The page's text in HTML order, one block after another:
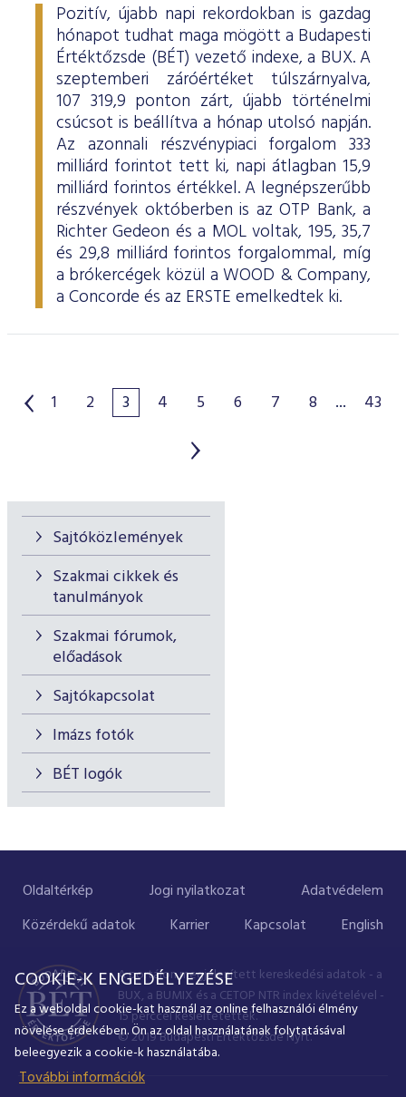
Sajtóközlemények
Szakmai cikkek és
tanulmányok
Szakmai fórumok,
előadások
Sajtókapcsolat
Imázs fotók
BÉT logók
Pozitív, újabb napi rekordokban is gazdag
hónapot tudhat maga mögött a Budapesti
Értéktőzsde (BÉT) vezető indexe, a BUX. A
szeptemberi záróértéket túlszárnyalva,
107 319,9 ponton zárt, újabb történelmi
csúcsot is beállítva a hónap utolsó napján.
Az azonnali részvénypiaci forgalom 333
milliárd forintot tett ki, napi átlagban 15,9
milliárd forintos értékkel. A legnépszerűbb
részvények októberben is az OTP Bank, a
Richter Gedeon és a MOL voltak, 195, 35,7
és 29,8 milliárd forintos forgalommal, míg
a brókercégek közül a WOOD & Company,
a Concorde és az ERSTE emelkedtek ki.
1 2 3 4 5 6 7 8 ... 43
Oldaltérkép Jogi nyilatkozat
Adatvédelem
Közérdekű adatok
Karrier Kapcsolat English
A portálon megjelenített kereskedési adatok - a
BUX, a BUMIX és a CETOP NTR index kivételével -
15 perccel késleltetettek.
© 2019 Budapesti Értéktőzsde Nyrt.
COOKIE-K ENGEDÉLYEZÉSE
Ez a weboldal cookie-kat használ az online felhasználói élmény
növelése érdekében. Ön az oldal használatának folytatásával
beleegyezik a cookie-k használatába.
További információk